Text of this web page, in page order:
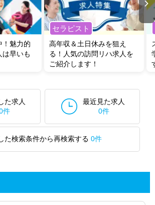
！魅力的
は早いも
セラピスト
高年収＆土日休みを狙え
る！人気の訪問リハ求人を
ご紹介します！
た求人
件
最近見た求人
0件
た検索条件から再検索する 0件